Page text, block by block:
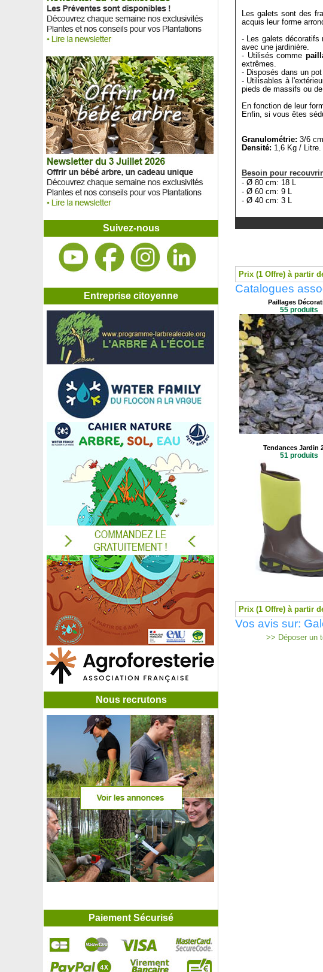
Suivez-nous
Entreprise citoyenne
Nous recrutons
Les galets sont des
acquis leur forme
- Les galets décoratifs
avec une jardinière.
- Utilisés comme
extrêmes.
- Disposés dans un
- Utilisables à
pieds de massifs ou
En fonction de leur
Enfin, si vous êtes
Granulométrie: 3/6
Densité: 1,6 Kg / Litre.
Besoin pour
- Ø 80 cm: 18 L
- Ø 60 cm: 9 L
- Ø 40 cm: 3 L
Prix (1 Offre) à partir
Catalogues
Paillages
55 produits
Tendances Jardin
51 produits
Prix (1 Offre) à partir
Vos avis sur:
>> Déposer un
Paiement Sécurisé